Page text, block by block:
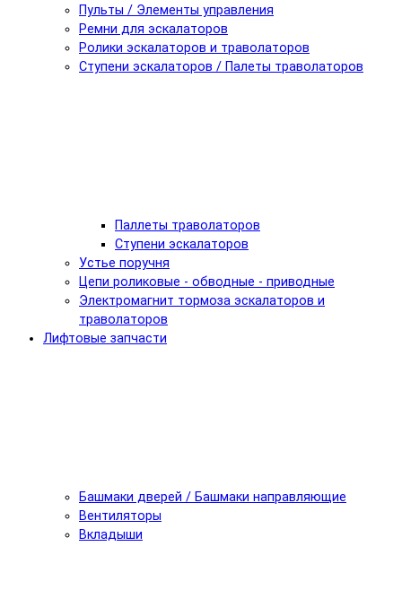
Пульты / Элементы управления
Ремни для эскалаторов
Ролики эскалаторов и траволаторов
Ступени эскалаторов / Палеты траволаторов
Паллеты траволаторов
Ступени эскалаторов
Устье поручня
Цепи роликовые - обводные - приводные
Электромагнит тормоза эскалаторов и
траволаторов
Лифтовые запчасти
Башмаки дверей / Башмаки направляющие
Вентиляторы
Вкладыши